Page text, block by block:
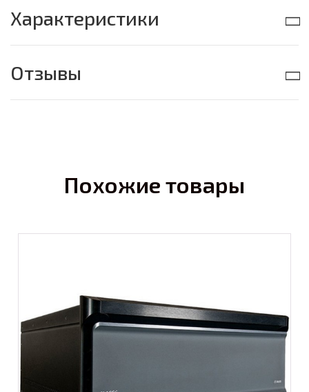
Характеристики
Отзывы
Похожие товары